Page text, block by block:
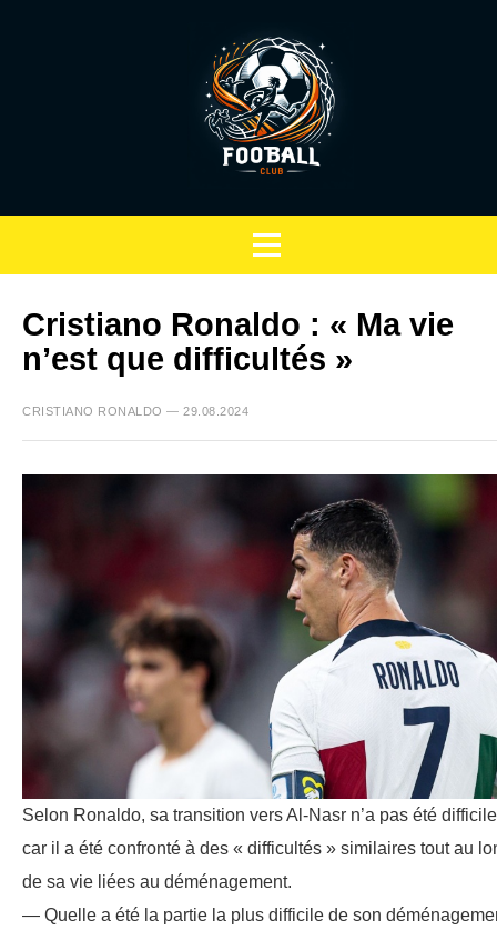
Cristiano Ronaldo : « Ma vie
n’est que difficultés »
CRISTIANO RONALDO — 29.08.2024
Selon Ronaldo, sa transition vers Al-Nasr n’a pas été
car il a été confronté à des « difficultés » similaires tout au
de sa vie liées au déménagement.
— Quelle a été la partie la plus difficile de son